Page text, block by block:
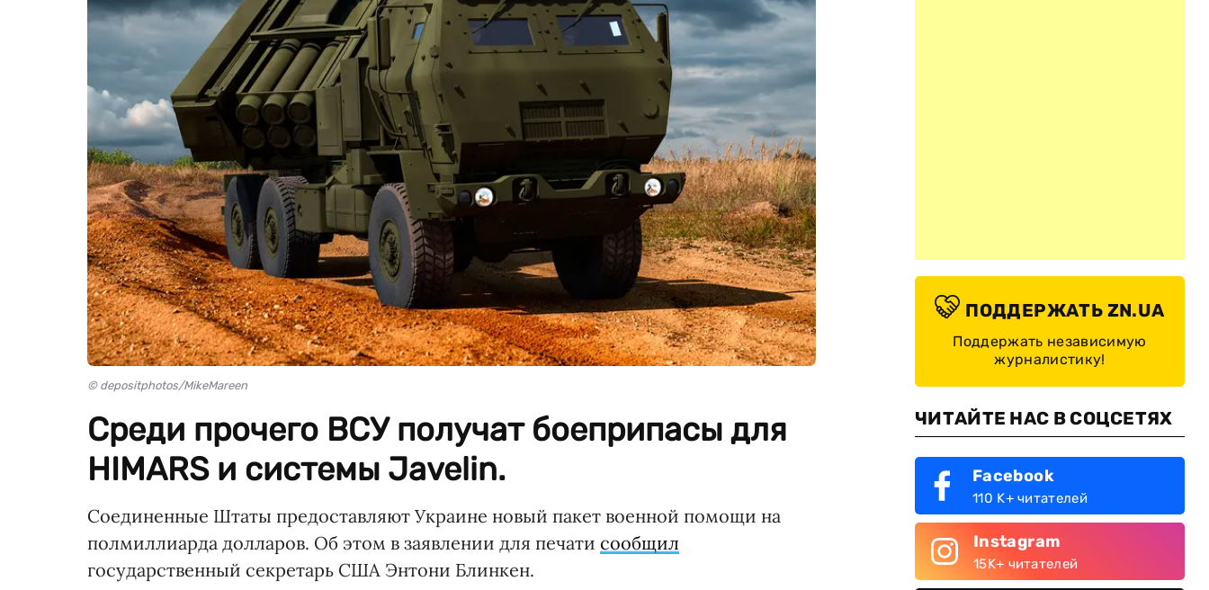
© depositphotos/MikeMareen
Среди прочего ВСУ получат боеприпасы для
HIMARS и системы Javelin.
Соединенные Штаты предоставляют Украине новый пакет военной помощи на
полмиллиарда долларов. Об этом в заявлении для печати сообщил
государственный секретарь США Энтони Блинкен.
ПОДДЕРЖАТЬ ZN.UA
Поддержать независимую
журналистику!
ЧИТАЙТЕ НАС В СОЦСЕТЯХ
Facebook
110 K+ читателей
Instagram
15K+ читателей